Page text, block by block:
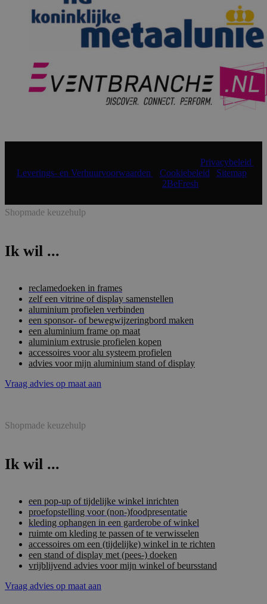
Privacybeleid
Leverings- en Verhuurvoorwaarden
Cookiebeleid Sitemap|
2BeFresh
Shopmade keuzehulp
Ik wil ...
reclamedoeken in frames
zelf een vitrine of display samenstellen
aluminium profielen verbinden
een sponsor- of bewegwijzeringbord maken
een aluminium frame op maat
aluminium extrusie profielen kopen
accessoires voor alu systeem profielen
advies voor mijn aluminium stand of display
Vraag advies op maat aan
Shopmade keuzehulp
Ik wil ...
een pop-up of tijdelijke winkel inrichten
proefopstelling voor (non-)foodpresentatie
kleding ophangen in een garderobe of winkel
ruimte om kleding te passen of te verwisselen
accessoires om een (tijdelijke) winkel in te richten
een stand of display met (pees-) doeken
vrijblijvend advies voor mijn winkel of beursstand
Vraag advies op maat aan